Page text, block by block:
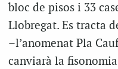
bloc de pisos i 33
Llobregat. Es tracta
–l’anomenat Pla
canviarà la